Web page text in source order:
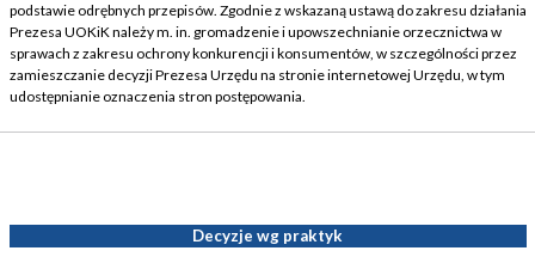
podstawie odrębnych przepisów. Zgodnie z wskazaną ustawą do zakresu działania
Prezesa UOKiK należy m. in. gromadzenie i upowszechnianie orzecznictwa w
sprawach z zakresu ochrony konkurencji i konsumentów, w szczególności przez
zamieszczanie decyzji Prezesa Urzędu na stronie internetowej Urzędu, w tym
udostępnianie oznaczenia stron postępowania.
Decyzje wg praktyk